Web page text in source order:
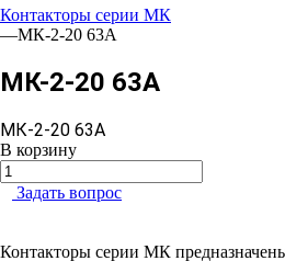
Контакторы серии МК
—МК-2-20 63А
МК-2-20 63А
МК-2-20 63А
В корзину
Задать вопрос
Контакторы серии МК